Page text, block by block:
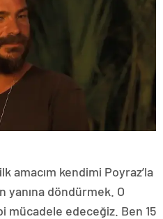
amacım kendimi Poyraz’la
yanına döndürmek. O
mücadele edeceğiz. Ben 15